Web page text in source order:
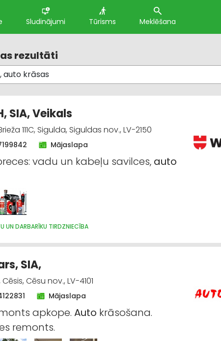
Sludinājumi Tūrisms Meklēšana
rezultāti
SIA, Veikals
111C, Sigulda, Siguldas nov., LV-2150
Mājaslapa
vadu un kabeļu savilces, auto
UN DARBARĪKU TIRDZNIECĪBA
SIA,
Cēsu nov., LV-4101
Mājaslapa
apkope. Auto krāsošana.
remonts.